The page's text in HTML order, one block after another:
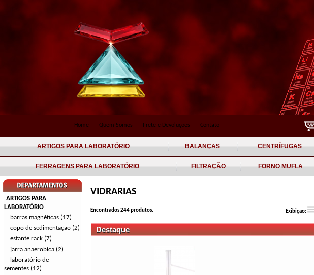
Home Quem Somos Frete e Devoluções Contato
ARTIGOS PARA LABORATÓRIO BALANÇAS CENTRÍFUGAS
FERRAGENS PARA LABORATÓRIO FILTRAÇÃO FORNO MUFLA
ARTIGOS PARA
LABORATÓRIO
barras magnéticas (17)
copo de sedimentação (2)
estante rack (7)
jarra anaerobica (2)
laboratório de
sementes (12)
VIDRARIAS
Encontrados244produtos. Exibiçao:
Destaque